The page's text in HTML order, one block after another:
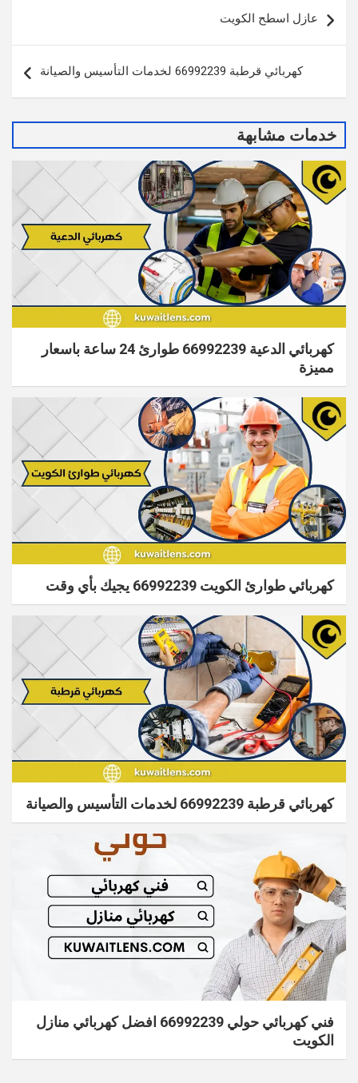
المقالات
عازل اسطح الكويت
كهربائي قرطبة 66992239 لخدمات التأسيس والصيانة
خدمات مشابهة
كهربائي الدعية 66992239 طوارئ 24 ساعة باسعار
مميزة
كهربائي طوارئ الكويت 66992239 يجيك بأي وقت
كهربائي قرطبة 66992239 لخدمات التأسيس والصيانة
فني كهربائي حولي 66992239 افضل كهربائي منازل
الكويت